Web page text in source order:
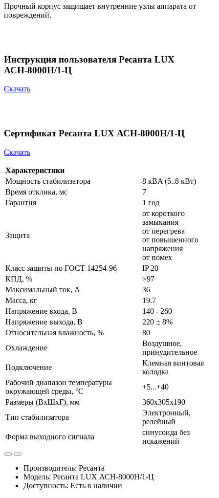
Прочный корпус защищает внутренние узлы аппарата от
повреждений.
Инструкция пользователя Ресанта LUX
АСН-8000Н/1-Ц
Скачать
Сертификат Ресанта LUX АСН-8000Н/1-Ц
Скачать
Характеристики
Мощность стабилизатора
8 кВA (5..8 кВт)
Время отклика, мс
7
Гарантия
1 год
Защита
от короткого
замыкания
от перегрева
от повышенного
напряжения
от помех
Класс защиты по ГОСТ 14254-96
IP 20
КПД, %
>97
Максимальный ток, А
36
Масса, кг
19.7
Напряжение входа, В
140 - 260
Напряжение выхода, В
220 ± 8%
Относительная влажность, %
80
Охлаждение
Воздушное,
принудительное
Подключение
Клемная винтовая
колодка
Рабочий диапазон температуры
окружающей среды, °С
+5...+40
Размеры (ВхШхГ), мм
360х305х190
Тип стабилизатора
Электронный,
релейный
Форма выходного сигнала
синусоида без
искажений
Производитель: Ресанта
Модель: Ресанта LUX АСН-8000Н/1-Ц
Доступность: Есть в наличии